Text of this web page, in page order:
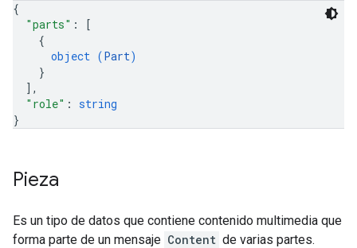
{
"parts" :
[
{
object (Part)
}
] ,
"role" : string
}
Pieza
Es un tipo de datos que contiene contenido multimedia que
forma parte de un mensaje Content de varias partes.